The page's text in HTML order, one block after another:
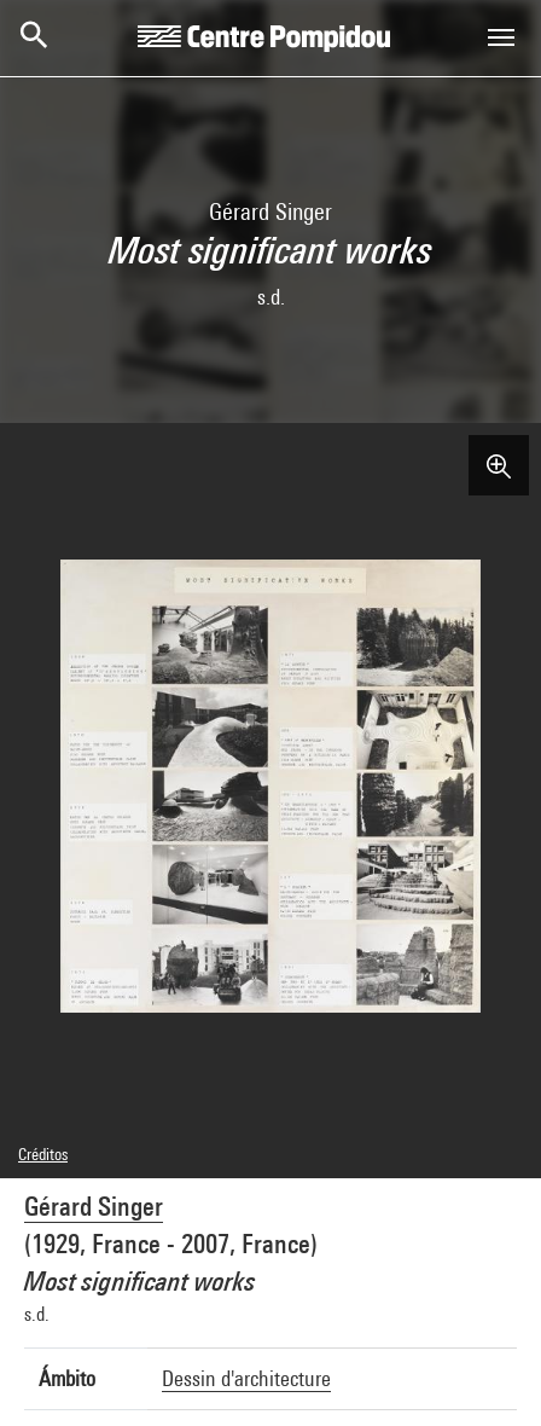
Centre Pompidou
Gérard Singer
Most significant works
s.d.
Gérard Singer
(1929, France - 2007, France)
Most significant works
s.d.
Ámbito Dessin d'architecture
Créditos
© Adagp, Paris
Créditos fotográficos : Centre Pompidou, MNAM-CCI/Audrey Laurans/Dist.
GrandPalaisRmn
Referencia de la imagen : 4N35051
Difusión de la imagen :GrandPalaisRmnPhoto